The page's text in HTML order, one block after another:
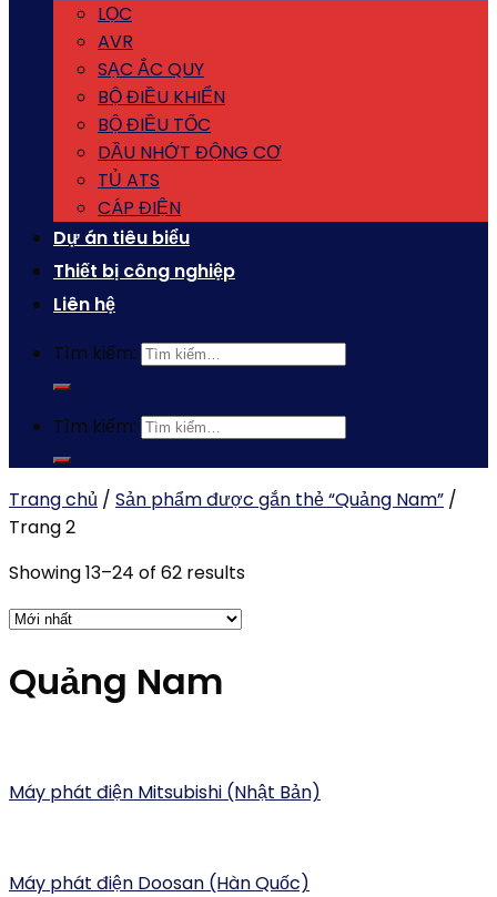
LỌC
AVR
SẠC ẮC QUY
BỘ ĐIỀU KHIỂN
BỘ ĐIỀU TỐC
DẦU NHỚT ĐỘNG CƠ
TỦ ATS
CÁP ĐIỆN
Dự án tiêu biểu
Thiết bị công nghiệp
Liên hệ
Tìm kiếm:
Tìm kiếm:
Trang chủ / Sản phẩm được gắn thẻ “Quảng Nam” /
Trang 2
Showing 13–24 of 62 results
Quảng Nam
Máy phát điện Mitsubishi (Nhật Bản)
Máy phát điện Doosan (Hàn Quốc)